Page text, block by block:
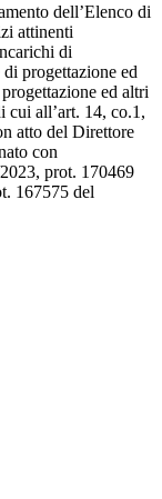
dell’Elenco di
attinenti
di
progettazione ed
ed altri
all’art. 14, co.1,
atto del Direttore
con
prot. 170469
167575 del